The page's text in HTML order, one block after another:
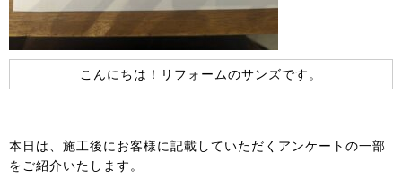
こんにちは！リフォームのサンズです。
本日は、施工後にお客様に記載していただくアンケートの一部
をご紹介いたします。